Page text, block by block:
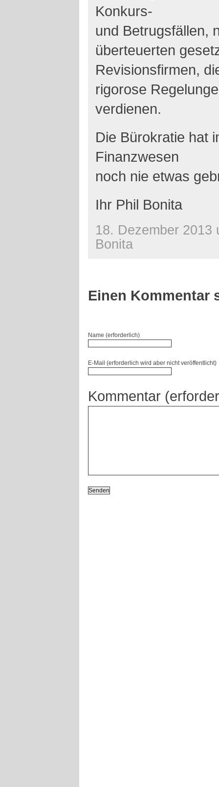
Konkurs-
und Betrugsfällen,
überteuerten
Revisionsfirmen,
rigorose
verdienen.
Die Bürokratie hat
Finanzwesen
noch nie etwas
Ihr Phil Bonita
18. Dezember 2013
Bonita
Einen Kommentar
Name (erforderlich)
E-Mail (erforderlich wird aber nicht veröffentlicht)
Kommentar